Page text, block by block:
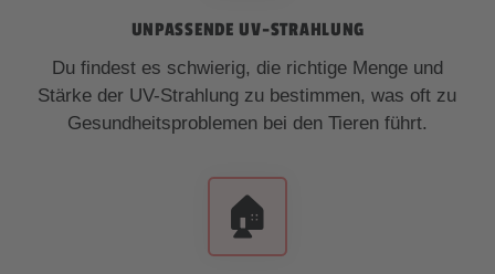
UNPASSENDE UV-STRAHLUNG
Du findest es schwierig, die richtige Menge und
Stärke der UV-Strahlung zu bestimmen, was oft zu
Gesundheitsproblemen bei den Tieren führt.
🏠